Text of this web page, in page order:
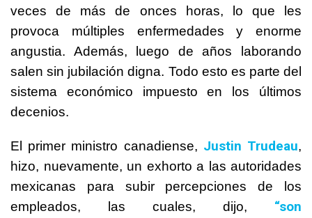
veces de más de onces horas, lo que les
provoca múltiples enfermedades y enorme
angustia. Además, luego de años laborando
salen sin jubilación digna. Todo esto es parte del
sistema económico impuesto en los últimos
decenios.
El primer ministro canadiense, Justin Trudeau,
hizo, nuevamente, un exhorto a las autoridades
mexicanas para subir percepciones de los
empleados, las cuales, dijo, “son